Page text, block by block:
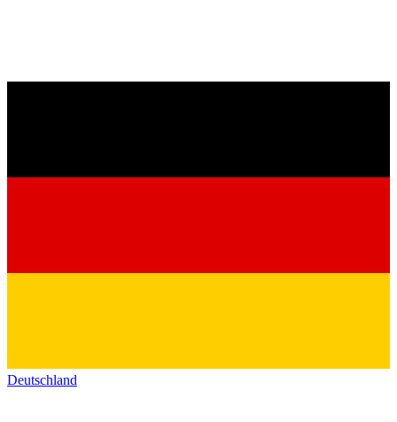
Deutschland